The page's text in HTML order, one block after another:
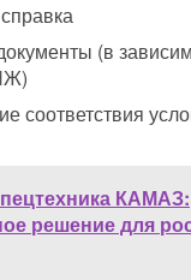
(в
соответствия
КАМАЗ:
решение для